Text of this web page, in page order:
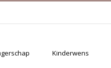
Kinderwens